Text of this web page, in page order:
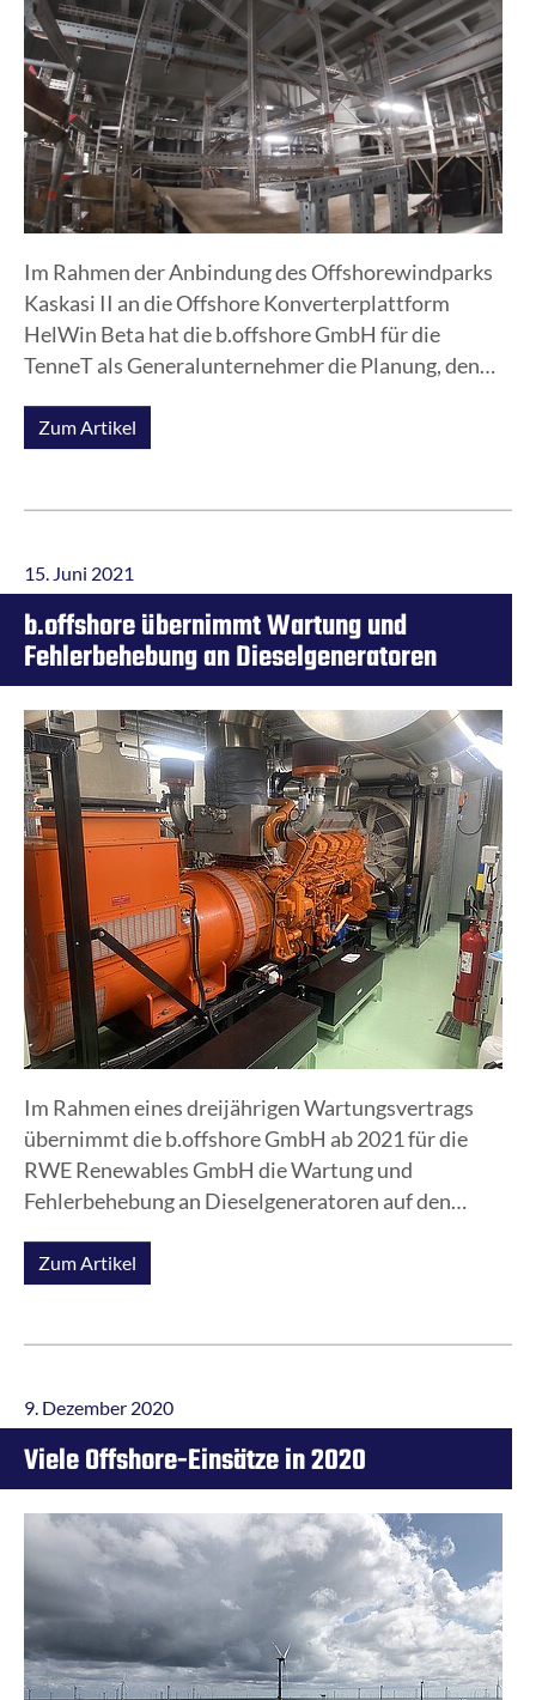
Im Rahmen der Anbindung des Offshorewindparks
Kaskasi II an die Offshore Konverterplattform
HelWin Beta hat die b.offshore GmbH für die
TenneT als Generalunternehmer die Planung, den
und Unterstützungskonstruktionen für die 155 kV-
Zum Artikel
15. Juni 2021
b.offshore übernimmt Wartung und
Fehlerbehebung an Dieselgeneratoren
Im Rahmen eines dreijährigen Wartungsvertrags
übernimmt die b.offshore GmbH ab 2021 für die
RWE Renewables GmbH die Wartung und
Fehlerbehebung an Dieselgeneratoren auf den
Nordsee Ost und Arkona Becken Südost.
Zum Artikel
9. Dezember 2020
Viele Offshore-Einsätze in 2020